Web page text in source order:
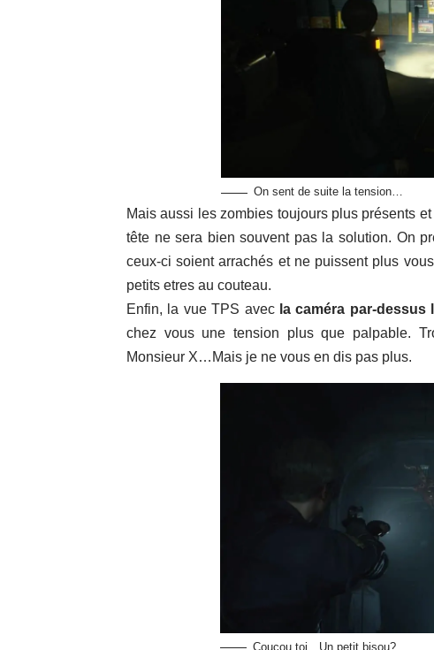
On sent de suite la tension…
Mais aussi les zombies toujours plus présents
tête ne sera bien souvent pas la solution. On
ceux-ci soient arrachés et ne puissent plus
petits etres au couteau.
Enfin, la vue TPS avec la caméra par-dessus
chez vous une tension plus que palpable.
Monsieur X…Mais je ne vous en dis pas plus.
Coucou toi…Un petit bisou?